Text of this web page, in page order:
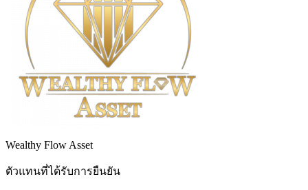
Wealthy Flow Asset
ตัวแทนที่ได้รับการยืนยัน